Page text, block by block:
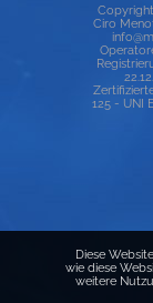
Ciro
125 - UNI
Diese
wie diese
weitere